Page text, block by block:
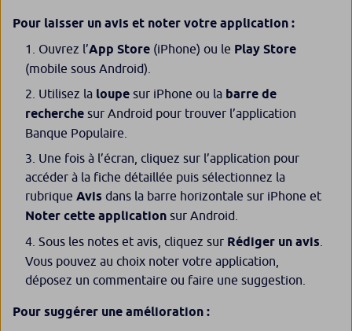
Pour laisser un avis et noter votre application :
Ouvrez l’App Store (iPhone) ou le Play Store
(mobile sous Android).
Utilisez la loupe sur iPhone ou la barre de
recherche sur Android pour trouver l’application
Banque Populaire.
Une fois à l’écran, cliquez sur l’application pour
accéder à la fiche détaillée puis sélectionnez la
rubrique Avis dans la barre horizontale sur iPhone et
Noter cette application sur Android.
Sous les notes et avis, cliquez sur Rédiger un avis
Vous pouvez au choix noter votre application,
déposez un commentaire ou faire une suggestion.
Pour suggérer une amélioration :